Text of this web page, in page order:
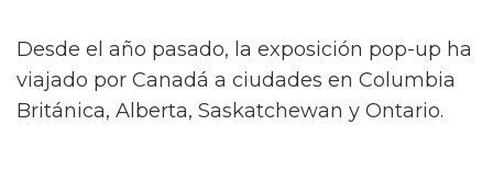
Desde el año pasado, la exposición pop-up ha
viajado por Canadá a ciudades en Columbia
Británica, Alberta, Saskatchewan y Ontario.